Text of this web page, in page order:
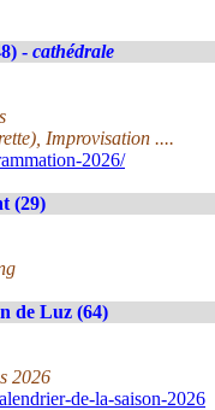
- cathédrale
Improvisation ....
2026/
(29)
de Luz (64)
2026
de-la-saison-2026